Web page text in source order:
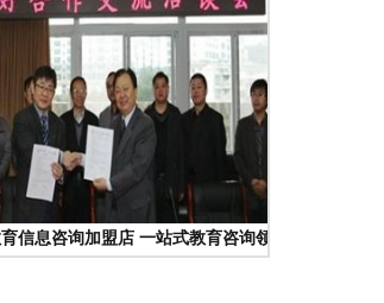
模式
信息咨询加盟店 一站式教育咨询领域的蓝海机遇